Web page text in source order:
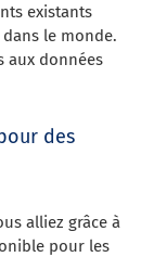
existants
le monde.
aux données
des
alliez grâce à
pour les